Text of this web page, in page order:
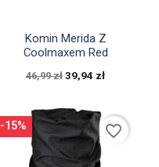
Szybki podgląd
Komin Merida Z
Coolmaxem Red
46,99 zł 39,94 zł
-15% favorite_border